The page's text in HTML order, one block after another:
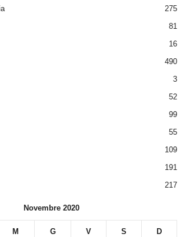
275
81
16
490
3
52
99
55
109
191
217
Novembre 2020
M G V S D